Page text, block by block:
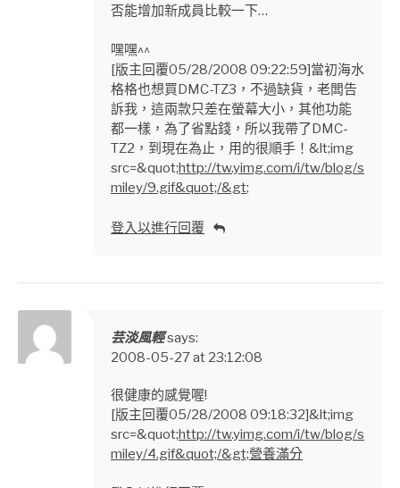
否能增加新成員比較一下…
嘿嘿^^
[版主回覆05/28/2008 09:22:59]當初海水
格格也想買DMC-TZ3，不過缺貨，老闆告
訴我，這兩款只差在螢幕大小，其他功能
都一樣，為了省點錢，所以我帶了DMC-
TZ2，到現在為止，用的很順手！&lt;img
src=&quot;http://tw.yimg.com/i/tw/blog/s
miley/9.gif&quot;/&gt;
登入以進行回覆
芸淡風輕says:
2008-05-27 at 23:12:08
很健康的感覺喔!
[版主回覆05/28/2008 09:18:32]&lt;img
src=&quot;http://tw.yimg.com/i/tw/blog/s
miley/4.gif&quot;/&gt;營養滿分